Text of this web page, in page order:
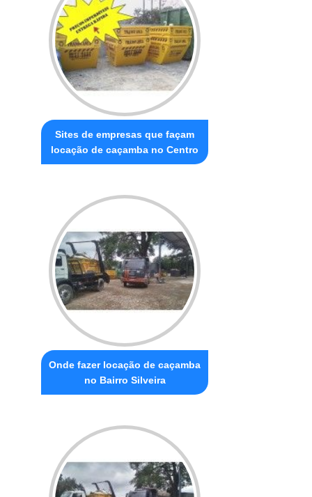
Sites de empresas que façam
locação de caçamba no Centro
Onde fazer locação de caçamba
no Bairro Silveira